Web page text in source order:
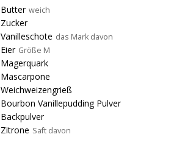
Butter weich
Zucker
Vanilleschote das Mark davon
Eier Größe M
Magerquark
Mascarpone
Weichweizengrieß
Bourbon Vanillepudding Pulver
Backpulver
Zitrone Saft davon